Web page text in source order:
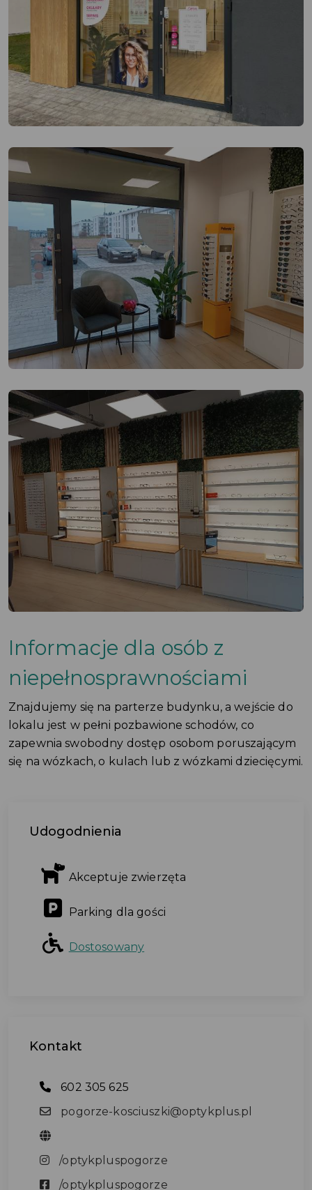
Informacje dla osób z
niepełnosprawnościami
Znajdujemy się na parterze budynku, a wejście do
lokalu jest w pełni pozbawione schodów, co
zapewnia swobodny dostęp osobom poruszającym
się na wózkach, o kulach lub z wózkami dziecięcymi.
Udogodnienia
Akceptuje zwierzęta
Parking dla gości
Dostosowany
Kontakt
602 305 625
pogorze-kosciuszki@optykplus.pl
/optykpluspogorze
/optykpluspogorze